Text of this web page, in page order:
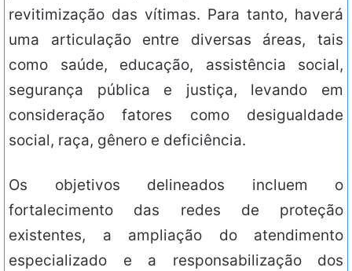
revitimização das vítimas. Para tanto, haverá
uma articulação entre diversas áreas, tais
como saúde, educação, assistência social,
segurança pública e justiça, levando em
consideração fatores como desigualdade
social, raça, gênero e deficiência.
Os objetivos delineados incluem o
fortalecimento das redes de proteção
existentes, a ampliação do atendimento
especializado e a responsabilização dos